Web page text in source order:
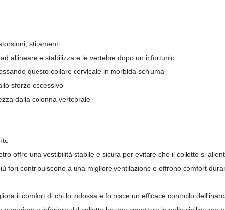
stiramenti
allineare e stabilizzare le vertebre dopo un infortunio
questo collare cervicale in morbida schiuma
sforzo eccessivo
dalla colonna vertebrale
offre una vestibilità stabile e sicura per evitare che il colletto si
fori contribuiscono a una migliore ventilazione e offrono comfort
il comfort di chi lo indossa e fornisce un efficace controllo